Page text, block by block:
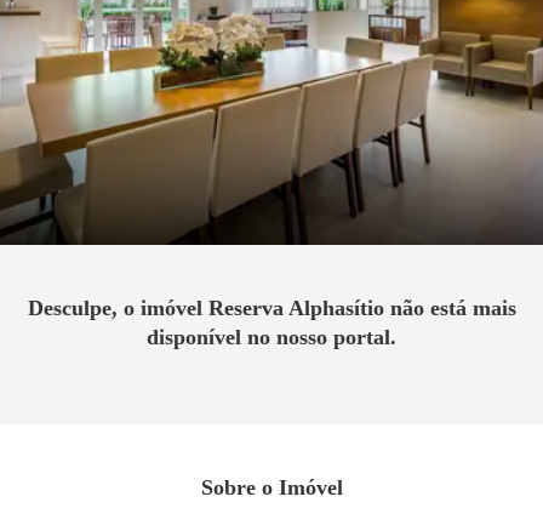
Desculpe, o imóvel Reserva Alphasítionão está mais
disponível no nosso portal.
Sobre o Imóvel